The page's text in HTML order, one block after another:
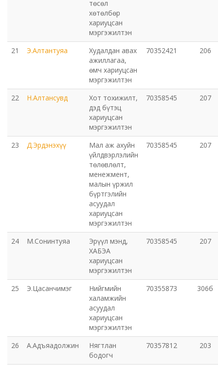
төсөл
хөтөлбөр
хариуцсан
мэргэжилтэн
21 Э.Алтантуяа
Худалдан авах
ажиллагаа,
өмч хариуцсан
мэргэжилтэн
70352421 206
22 Н.Алтансувд
Хот тохижилт,
дэд бүтэц
хариуцсан
мэргэжилтэн
70358545 207
23 Д.Эрдэнэхүү
Мал аж ахуйн
үйлдвэрлэлийн
төлөвлөлт,
менежмент,
малын үржил
бүртгэлийн
асуудал
хариуцсан
мэргэжилтэн
70358545 207
24 М.Сонинтуяа
Эрүүл мэнд,
ХАБЭА
хариуцсан
мэргэжилтэн
70358545 207
25 Э.Цасанчимэг
Нийгмийн
халамжийн
асуудал
хариуцсан
мэргэжилтэн
70355873 306б
26 А.Адъяадолжин
Нягтлан
бодогч
70357812 203